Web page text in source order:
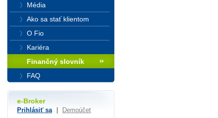
Média
Ako sa stať klientom
O Fio
Kariéra
Finančný slovník
FAQ
e-Broker
Prihlásiť sa Demoúčet